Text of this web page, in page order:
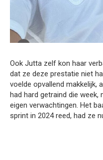
Ook Jutta zelf kon haar
dat ze deze prestatie niet
voelde opvallend makkelijk,
had hard getraind die
eigen verwachtingen. Het
sprint in 2024 reed, had ze